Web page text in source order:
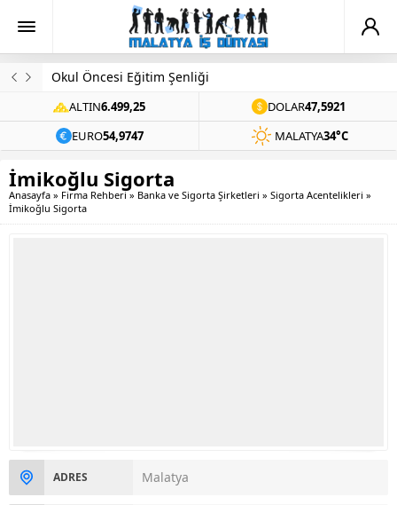
Okul Öncesi Eğitim Şenliği
ALTIN6.499,25 DOLAR47,5921
EURO54,9747 MALATYA34°C
İmikoğlu Sigorta
Anasayfa » Firma Rehberi » Banka ve Sigorta Şirketleri » Sigorta Acentelikleri »
İmikoğlu Sigorta
ADRES Malatya